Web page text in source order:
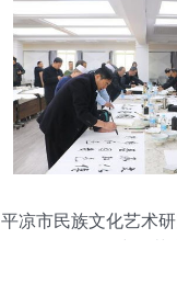
平凉市民族文化艺术